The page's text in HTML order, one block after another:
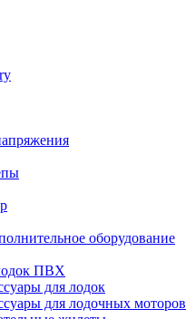
оборудование
ПВХ
для лодок
для лодочных моторов